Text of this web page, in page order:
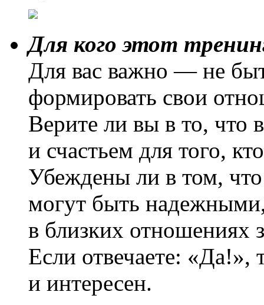
Для кого этот
Для вас важно — не
формировать свои
Верите ли вы в то, что
и счастьем для того,
Убеждены ли в том,
могут быть надежными,
в близких отношениях
Если отвечаете: «Да!»,
и интересен.